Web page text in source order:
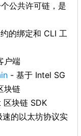
公共许可链，是
的绑定和 CLI 工
户端
- 基于 Intel SG
块链
块链 SDK
的以太坊协议实